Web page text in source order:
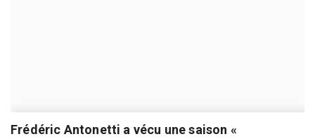
Frédéric Antonetti a vécu une saison «